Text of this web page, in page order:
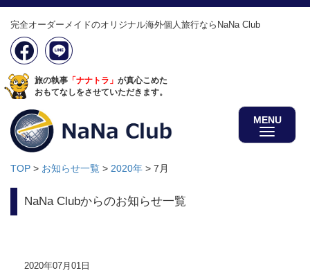
完全オーダーメイドのオリジナル海外個人旅行ならNaNa Club
旅の執事 「ナナトラ」 が真心こめた
おもてなしをさせていただきます。
MENU
TOP > お知らせ一覧 > 2020年 > 7月
NaNa Clubからのお知らせ一覧
2020年07月01日